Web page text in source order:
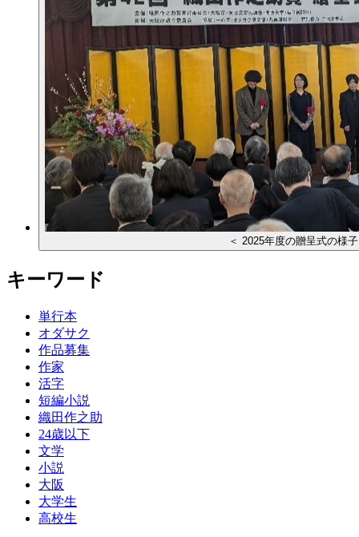
＜ 2025年度の贈呈式の様
キーワード
単行本
オダサク
作品募集
作家
活字
短編小説
織田作之助
24歳以下
文学
小説
大阪
大学生
高校生